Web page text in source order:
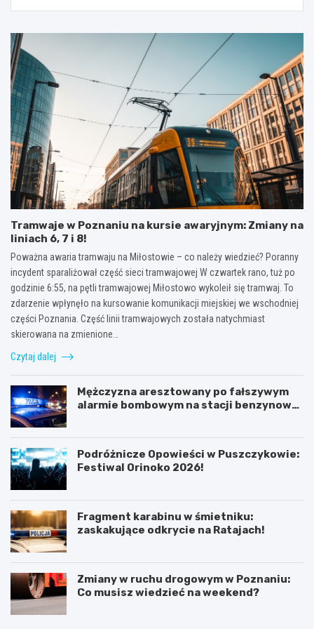
Tramwaje w Poznaniu na kursie awaryjnym: Zmiany na
liniach 6, 7 i 8!
Poważna awaria tramwaju na Miłostowie – co należy wiedzieć? Poranny
incydent sparaliżował część sieci tramwajowej W czwartek rano, tuż po
godzinie 6:55, na pętli tramwajowej Miłostowo wykoleił się tramwaj. To
zdarzenie wpłynęło na kursowanie komunikacji miejskiej we wschodniej
części Poznania. Część linii tramwajowych została natychmiast
skierowana na zmienione…
Czytaj dalej
Mężczyzna aresztowany po fałszywym
alarmie bombowym na stacji benzynowej
Podróżnicze Opowieści w Puszczykowie:
Festiwal Orinoko 2026!
Fragment karabinu w śmietniku:
zaskakujące odkrycie na Ratajach!
Zmiany w ruchu drogowym w Poznaniu:
Co musisz wiedzieć na weekend?
K
P